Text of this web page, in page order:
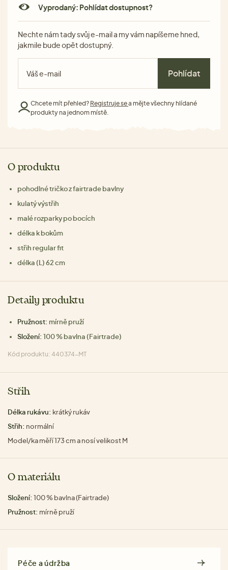
Vyprodaný: Pohlídat dostupnost?
Nechte nám tady svůj e-mail a my vám napíšeme hned,
jakmile bude opět dostupný.
Pohlídat
Chcete mít přehled? Registruje sea mějte všechny hlídané
produkty na jednom místě.
O produktu
pohodlné tričko z fairtrade bavlny
kulatý výstřih
malé rozparky po bocích
délka k bokům
střih regular fit
délka (L) 62 cm
Detaily produktu
Pružnost: mírně pruží
Složení: 100 % bavlna (Fairtrade)
Kód produktu: 440374-MT
Střih
Délka rukávu: krátký rukáv
Střih: normální
Model/ka měří 173 cm a nosí velikost M
O materiálu
Složení: 100 % bavlna (Fairtrade)
Pružnost: mírně pruží
Péče a údržba